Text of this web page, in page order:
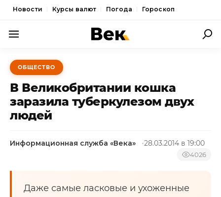
Новости Курсы валют Погода Гороскоп
ПОЛИТИКА
ЭКОНОМИКА
ОБЩЕСТВО
СПОРТ
ОБЩЕСТВО
В Великобритании кошка
заразила туберкулезом двух
людей
Информационная служба «Века» 28.03.2014 в 19:00
4026
Даже самые ласковые и ухоженные